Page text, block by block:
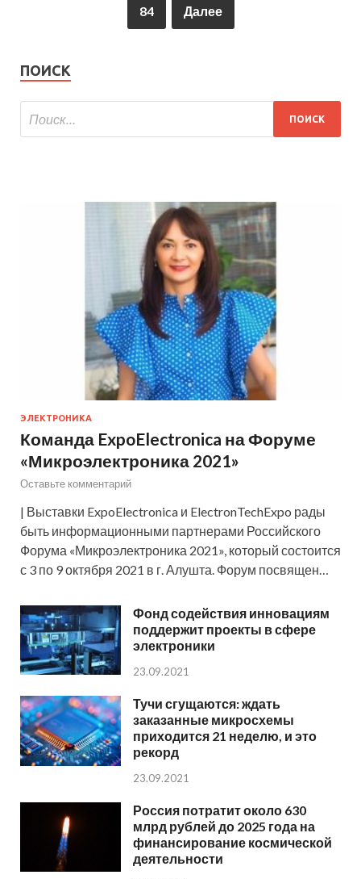
84 Далее
ПОИСК
ЭЛЕКТРОНИКА
Команда ExpoElectronica на Форуме
«Микроэлектроника 2021»
Оставьте комментарий
| Выставки ExpoElectronica и ElectronTechExpo рады
быть информационными партнерами Российского
Форума «Микроэлектроника 2021», который состоится
с 3 по 9 октября 2021 в г. Алушта. Форум посвящен…
Фонд содействия инновациям
поддержит проекты в сфере
электроники
23.09.2021
Тучи сгущаются: ждать
заказанные микросхемы
приходится 21 неделю, и это
рекорд
23.09.2021
Россия потратит около 630
млрд рублей до 2025 года на
финансирование космической
деятельности